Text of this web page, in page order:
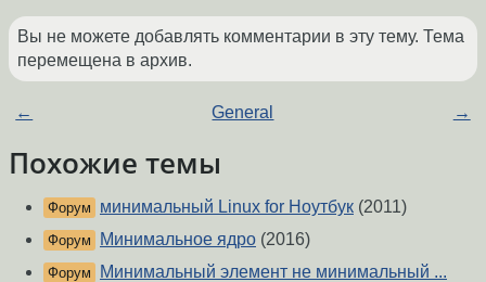
Вы не можете добавлять комментарии в эту тему. Тема
перемещена в архив.
← General →
Похожие темы
Форум минимальный Linux for Ноутбук (2011)
Форум Минимальное ядро (2016)
Форум
Минимальный элемент не минимальный ...